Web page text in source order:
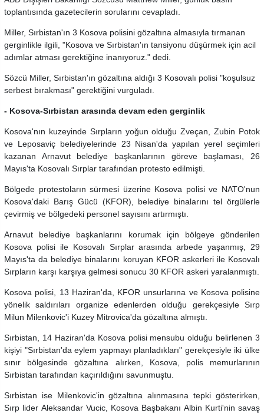
toplantısında gazetecilerin sorularını cevapladı.
Miller, Sırbistan'ın 3 Kosova polisini gözaltına almasıyla tırmanan
gerginlikle ilgili, "Kosova ve Sırbistan'ın tansiyonu düşürmek için acil
adımlar atması gerektiğine inanıyoruz." dedi.
Sözcü Miller, Sırbistan'ın gözaltına aldığı 3 Kosovalı polisi "koşulsuz
serbest bırakması" gerektiğini vurguladı.
- Kosova-Sırbistan arasında devam eden gerginlik
Kosova'nın kuzeyinde Sırpların yoğun olduğu Zveçan, Zubin Potok
ve Leposaviç belediyelerinde 23 Nisan'da yapılan yerel seçimleri
kazanan Arnavut belediye başkanlarının göreve başlaması, 26
Mayıs'ta Kosovalı Sırplar tarafından protesto edilmişti.
Bölgede protestoların sürmesi üzerine Kosova polisi ve NATO'nun
Kosova'daki Barış Gücü (KFOR), belediye binalarını tel örgülerle
çevirmiş ve bölgedeki personel sayısını artırmıştı.
Arnavut belediye başkanlarını korumak için bölgeye gönderilen
Kosova polisi ile Kosovalı Sırplar arasında arbede yaşanmış, 29
Mayıs'ta da belediye binalarını koruyan KFOR askerleri ile Kosovalı
Sırpların karşı karşıya gelmesi sonucu 30 KFOR askeri yaralanmıştı.
Kosova polisi, 13 Haziran'da, KFOR unsurlarına ve Kosova polisine
yönelik saldırıları organize edenlerden olduğu gerekçesiyle Sırp
Milun Milenkovic'i Kuzey Mitrovica'da gözaltına almıştı.
Sırbistan, 14 Haziran'da Kosova polisi mensubu olduğu belirlenen 3
kişiyi "Sırbistan'da eylem yapmayı planladıkları" gerekçesiyle iki ülke
sınır bölgesinde gözaltına alırken, Kosova, polis memurlarının
Sırbistan tarafından kaçırıldığını savunmuştu.
Sırbistan ise Milenkovic'in gözaltına alınmasına tepki gösterirken,
Sırp lider Aleksandar Vucic, Kosova Başbakanı Albin Kurti'nin savaş